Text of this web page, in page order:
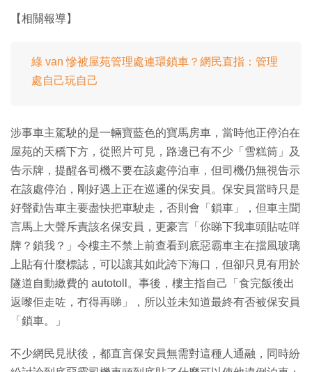
【相關報導】
綠 van 慘被屋苑管理處連環鎖車？網民直指：管理
處自己玩自己
涉事車主駕駛的是一輛寶藍色的寶馬房車，當時他正停泊在
屋苑的天穚下方，從照片可見，路邊已有不少「雪糕筒」及
告示牌，提醒各司機不要在該處停泊車，但司機仍無視告示
在該處停泊，剛好遇上正在巡邏的保安員。保安員當時只是
好聲勸告車主要盡快把車駛走，否則會「鎖車」，但車主聞
言馬上大聲斥責該名保安員，更豪言「你睇下我車頭貼咗咩
牌？鎖我？」令樓主不禁上前查看到底惡霸車主在擋風玻璃
上貼有什麼標誌，可以讓其如此誇下海口，但卻只見有用於
隧道自動繳費的 autotoll。事後，樓主指自己「食完飯後出
返嚟佢走咗，冇得再睇」，所以並未知道最終有否被保安員
「鎖車。」
不少網民見狀後，都直言保安員無需對這種人通融，同時紛